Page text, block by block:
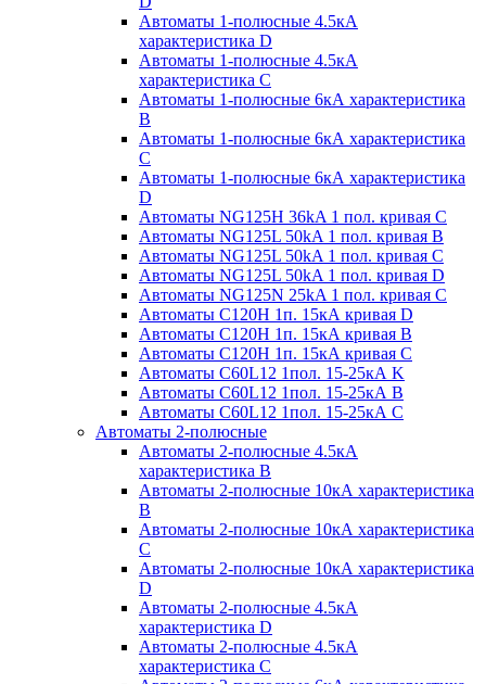
Автоматы 1-полюсные 4.5кА
характеристика D
Автоматы 1-полюсные 4.5кА
характеристика С
Автоматы 1-полюсные 6кА характеристика
B
Автоматы 1-полюсные 6кА характеристика
C
Автоматы 1-полюсные 6кА характеристика
D
Автоматы NG125H 36kA 1 пол. кривая C
Автоматы NG125L 50kA 1 пол. кривая B
Автоматы NG125L 50kA 1 пол. кривая C
Автоматы NG125L 50kA 1 пол. кривая D
Автоматы NG125N 25kA 1 пол. кривая C
Автоматы С120H 1п. 15кА кривая D
Автоматы С120H 1п. 15кА кривая В
Автоматы С120H 1п. 15кА кривая С
Автоматы С60L12 1пол. 15-25кА K
Автоматы С60L12 1пол. 15-25кА В
Автоматы С60L12 1пол. 15-25кА С
Автоматы 2-полюсные
Автоматы 2-полюсные 4.5кА
характеристика В
Автоматы 2-полюсные 10кА характеристика
B
Автоматы 2-полюсные 10кА характеристика
C
Автоматы 2-полюсные 10кА характеристика
D
Автоматы 2-полюсные 4.5кА
характеристика D
Автоматы 2-полюсные 4.5кА
характеристика С